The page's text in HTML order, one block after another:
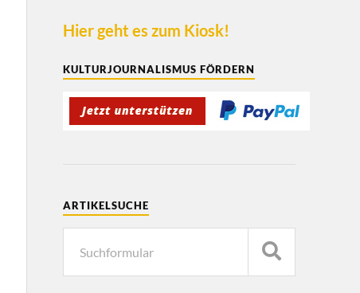
Hier geht es zum Kiosk!
KULTURJOURNALISMUS FÖRDERN
ARTIKELSUCHE